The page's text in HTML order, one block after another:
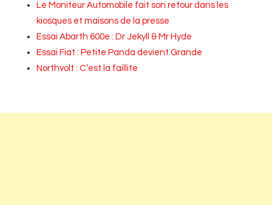
Le Moniteur Automobile fait son retour dans les
kiosques et maisons de la presse
Essai Abarth 600e : Dr Jekyll & Mr Hyde
Essai Fiat : Petite Panda devient Grande
Northvolt : C’est la faillite